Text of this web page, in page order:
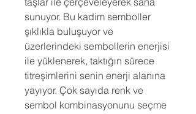
sunuyor. Bu kadim semboller
şıklıkla buluşuyor ve
üzerlerindeki sembollerin enerjisi
ile yüklenerek, taktığın sürece
titreşimlerini senin enerji alanına
yayıyor. Çok sayıda renk ve
sembol kombinasyonunu seçme